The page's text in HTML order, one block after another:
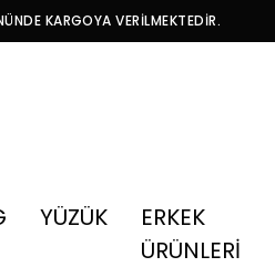
KARGOYA VERİLMEKTEDİR.
YÜZÜK
ERKEK
ÜRÜNLERİ